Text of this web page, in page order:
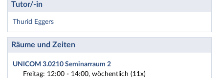
Tutor/-in
Thurid Eggers
Räume und Zeiten
UNICOM 3.0210 Seminarraum 2
Freitag: 12:00 - 14:00, wöchentlich (11x)